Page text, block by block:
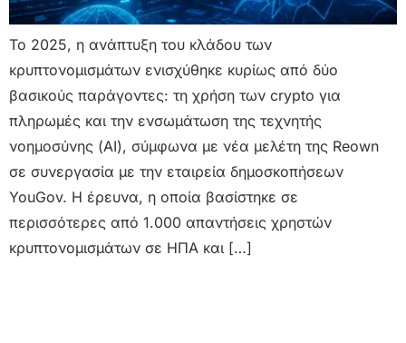
Το 2025, η ανάπτυξη του κλάδου των
κρυπτονομισμάτων ενισχύθηκε κυρίως από δύο
βασικούς παράγοντες: τη χρήση των crypto για
πληρωμές και την ενσωμάτωση της τεχνητής
νοημοσύνης (AI), σύμφωνα με νέα μελέτη της Reown
σε συνεργασία με την εταιρεία δημοσκοπήσεων
YouGov. Η έρευνα, η οποία βασίστηκε σε
περισσότερες από 1.000 απαντήσεις χρηστών
κρυπτονομισμάτων σε ΗΠΑ και […]